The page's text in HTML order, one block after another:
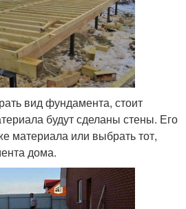
вид фундамента, стоит
будут сделаны стены. Его
материала или выбрать тот,
дома.